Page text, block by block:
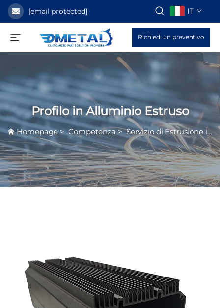
[email protected] IT
Richiedi un preventivo
Profilo in Alluminio Estruso
Homepage>Competenza>Servizio di Estrusione in Alluminio